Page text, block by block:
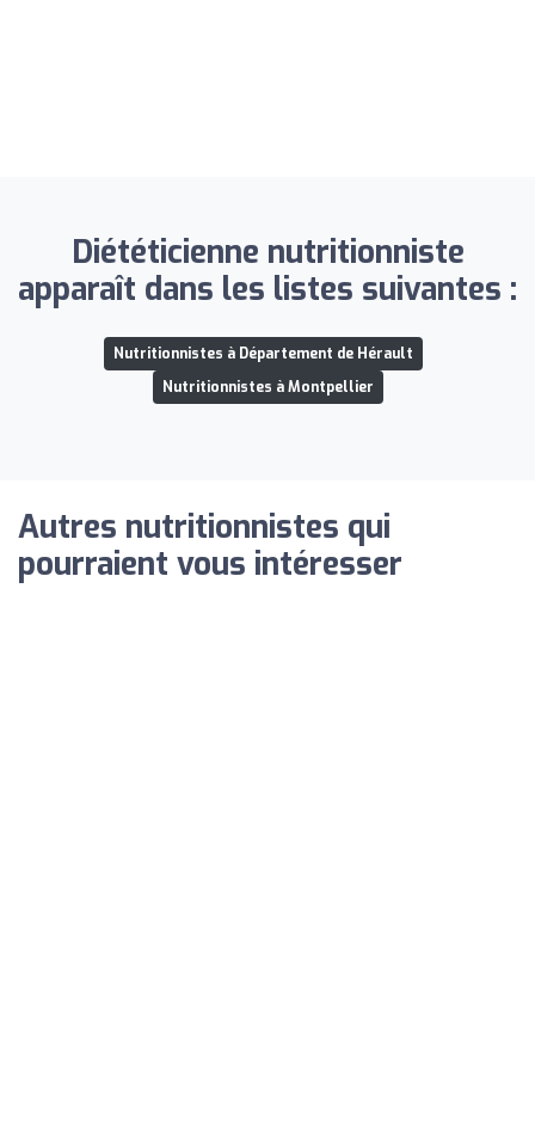
Diététicienne nutritionniste
apparaît dans les listes suivantes :
Nutritionnistes à Département de Hérault
Nutritionnistes à Montpellier
Autres nutritionnistes qui
pourraient vous intéresser